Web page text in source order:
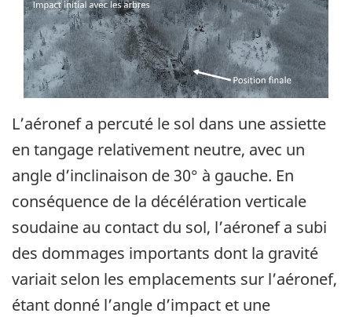
L’aéronef a percuté le sol dans une assiette
en tangage relativement neutre, avec un
angle d’inclinaison de 30° à gauche. En
conséquence de la décélération verticale
soudaine au contact du sol, l’aéronef a subi
des dommages importants dont la gravité
variait selon les emplacements sur l’aéronef,
étant donné l’angle d’impact et une